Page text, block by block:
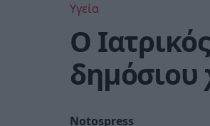
Υγεία
Ο
δημόσιου
Notospress